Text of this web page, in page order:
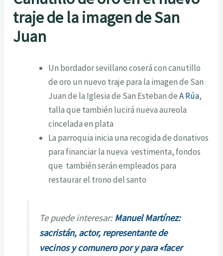
traje de la imagen de San
Juan
Un bordador sevillano coserá con canutillo
de oro un nuevo traje para la imagen de San
Juan de la Iglesia de San Esteban deA Rúa,
talla que también lucirá nueva aureola
cincelada en plata
La parroquia inicia una recogida de donativos
para financiar la nueva vestimenta, fondos
que también serán empleados para
restaurar el trono del santo
Te puede interesar: Manuel Martínez:
sacristán, actor, representante de
vecinos y comunero por y para «facer